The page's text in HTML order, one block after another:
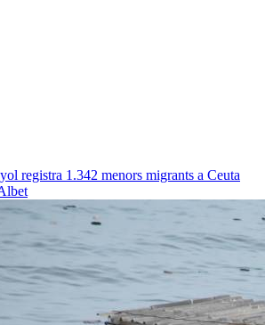
registra 1.342 menors migrants a Ceuta